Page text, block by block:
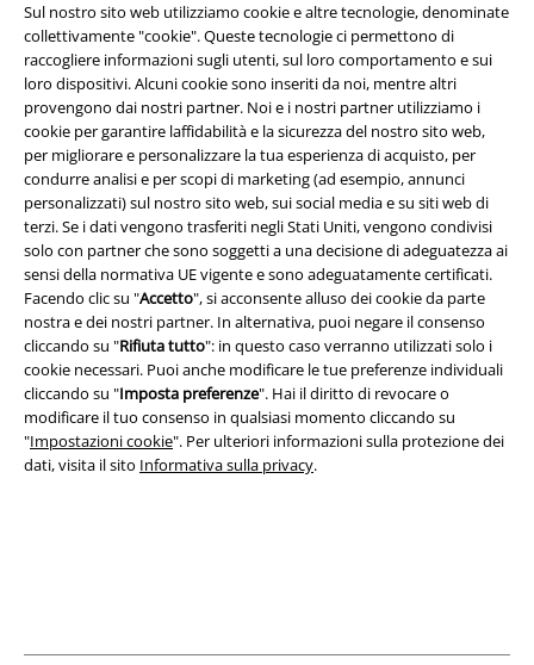
Sul nostro sito web utilizziamo cookie e altre tecnologie, denominate
collettivamente "cookie". Queste tecnologie ci permettono di
raccogliere informazioni sugli utenti, sul loro comportamento e sui
loro dispositivi. Alcuni cookie sono inseriti da noi, mentre altri
provengono dai nostri partner. Noi e i nostri partner utilizziamo i
cookie per garantire laffidabilità e la sicurezza del nostro sito web,
per migliorare e personalizzare la tua esperienza di acquisto, per
condurre analisi e per scopi di marketing (ad esempio, annunci
personalizzati) sul nostro sito web, sui social media e su siti web di
terzi. Se i dati vengono trasferiti negli Stati Uniti, vengono condivisi
solo con partner che sono soggetti a una decisione di adeguatezza ai
sensi della normativa UE vigente e sono adeguatamente certificati.
Facendo clic su "Accetto", si acconsente alluso dei cookie da parte
nostra e dei nostri partner. In alternativa, puoi negare il consenso
cliccando su "Rifiuta tutto": in questo caso verranno utilizzati solo i
cookie necessari. Puoi anche modificare le tue preferenze individuali
cliccando su "Imposta preferenze". Hai il diritto di revocare o
modificare il tuo consenso in qualsiasi momento cliccando su
"Impostazioni cookie". Per ulteriori informazioni sulla protezione dei
dati, visita il sito Informativa sulla privacy.
Info legali
Termini & Condizioni
Redazione
Legge sulla Privacy
Smaltimento rifiuti e protezione dell’ambiente
Dichiarazione di Conformità